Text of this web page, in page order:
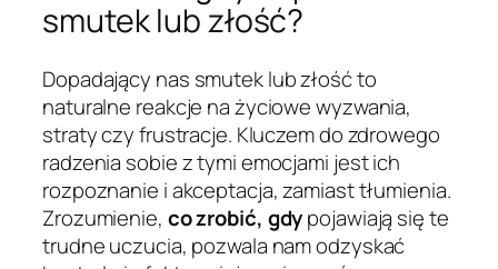
smutek lub złość?
Dopadający nas smutek lub złość to
naturalne reakcje na życiowe wyzwania,
straty czy frustracje. Kluczem do zdrowego
radzenia sobie z tymi emocjami jest ich
rozpoznanie i akceptacja, zamiast tłumienia.
Zrozumienie, co zrobić, gdypojawiają się te
trudne uczucia, pozwala nam odzyskać